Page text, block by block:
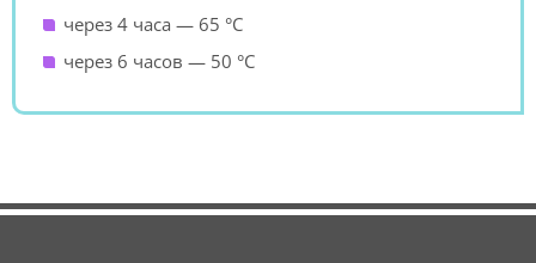
через 4 часа — 65 °С
через 6 часов — 50 °С